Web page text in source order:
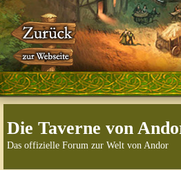
Die Taverne von
Das offizielle Forum zur Welt von Andor